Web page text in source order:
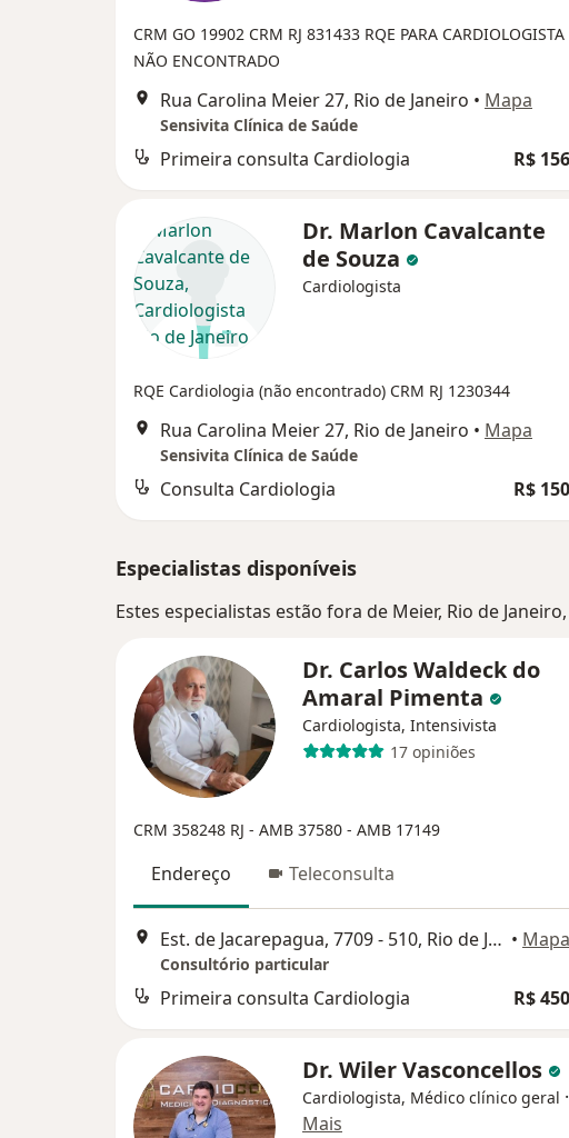
CRM GO 19902 CRM RJ 831433 RQE PARA CARDIOLOGISTA
NÃO ENCONTRADO
Rua Carolina Meier 27, Rio de Janeiro • Mapa
Sensivita Clínica de Saúde
Primeira consulta Cardiologia R$ 156
Dr. Marlon Cavalcante
de Souza
Cardiologista
RQE Cardiologia (não encontrado) CRM RJ 1230344
Rua Carolina Meier 27, Rio de Janeiro • Mapa
Sensivita Clínica de Saúde
Consulta Cardiologia R$ 150
Especialistas disponíveis
Estes especialistas estão fora de Meier, Rio de
Dr. Carlos Waldeck do
Amaral Pimenta
Cardiologista, Intensivista
17 opiniões
CRM 358248 RJ - AMB 37580 - AMB 17149
Endereço Teleconsulta
Est. de Jacarepagua, 7709 - 510, Rio de Janeiro • Mapa
Consultório particular
Primeira consulta Cardiologia R$ 450
Dr. Wiler Vasconcellos
Cardiologista, Médico clínico geral ·
Mais